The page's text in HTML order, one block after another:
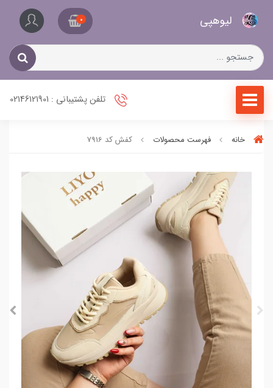
لیو‌هپی 0
تلفن پشتیبانی : 02146121901
خانه فهرست محصولات کفش کد 7916